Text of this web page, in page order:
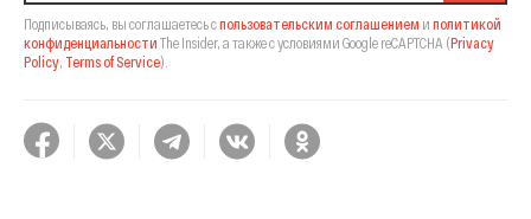
Подписываясь, вы соглашаетесь спользовательским соглашением и политикой
конфиденциальности The Insider, а также с условиями Google reCAPTCHA (Privacy
Policy Terms of Service).